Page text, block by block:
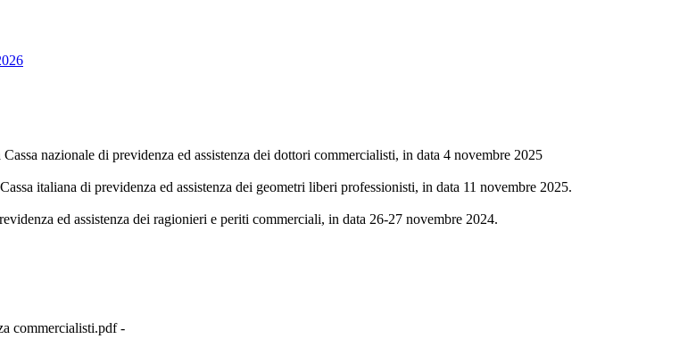
nazionale di previdenza ed assistenza dei dottori commercialisti, in data 4 novembre 2025
italiana di previdenza ed assistenza dei geometri liberi professionisti, in data 11 novembre 2025.
ed assistenza dei ragionieri e periti commerciali, in data 26-27 novembre 2024.
commercialisti.pdf -